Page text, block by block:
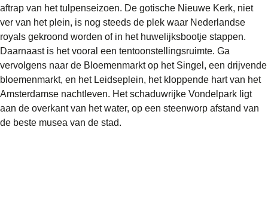
aftrap van het tulpenseizoen. De gotische Nieuwe Kerk, niet
ver van het plein, is nog steeds de plek waar Nederlandse
royals gekroond worden of in het huwelijksbootje stappen.
Daarnaast is het vooral een tentoonstellingsruimte. Ga
vervolgens naar de Bloemenmarktop het Singel, een drijvende
bloemenmarkt, en het Leidseplein, het kloppende hart van het
Amsterdamse nachtleven. Het schaduwrijke Vondelpark ligt
aan de overkant van het water, op een steenworp afstand van
de beste musea van de stad.